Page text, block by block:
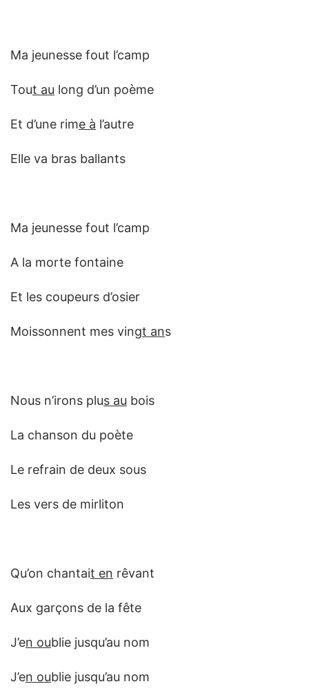
Ma jeunesse fout l’camp
Tout au long d’un poème
Et d’une rime à l’autre
Elle va bras ballants
Ma jeunesse fout l’camp
A la morte fontaine
Et les coupeurs d’osier
Moissonnent mes vingt ans
Nous n’irons plus au bois
La chanson du poète
Le refrain de deux sous
Les vers de mirliton
Qu’on chantait en rêvant
Aux garçons de la fête
J’en oublie jusqu’au nom
J’en oublie jusqu’au nom